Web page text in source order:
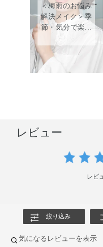
＜梅雨のお悩み
解決メイク＞季
節・気分で楽...
レビュー
レビ
絞り込み
気になるレビューを表示